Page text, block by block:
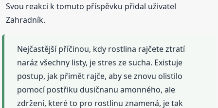
Svou reakci k tomuto příspěvku přidal uživatel
Zahradník.
Nejčastější příčinou, kdy rostlina rajčete ztratí
naráz všechny listy, je stres ze sucha. Existuje
postup, jak přimět rajče, aby se znovu olistilo
pomocí postřiku dusičnanu amonného, ale
zdržení, které to pro rostlinu znamená, je tak